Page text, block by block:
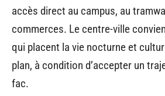
accès direct au campus, au
commerces. Le centre-ville
qui placent la vie nocturne et
plan, à condition d’accepter un
fac.